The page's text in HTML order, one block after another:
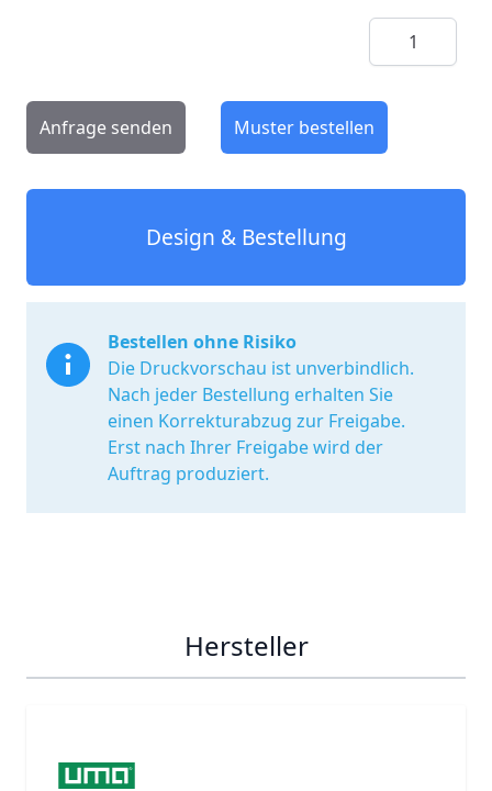
Menge
Anfrage senden Muster bestellen
Design & Bestellung
Bestellen ohne Risiko
Die Druckvorschau ist unverbindlich.
Nach jeder Bestellung erhalten Sie
einen Korrekturabzug zur Freigabe.
Erst nach Ihrer Freigabe wird der
Auftrag produziert.
Hersteller